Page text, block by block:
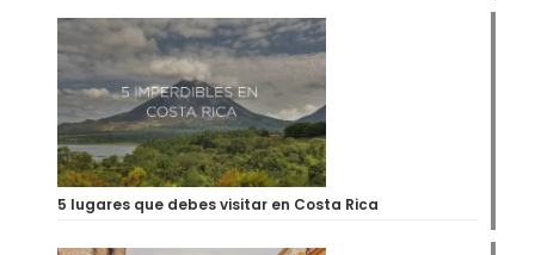
5 lugares que debes visitar en Costa Rica